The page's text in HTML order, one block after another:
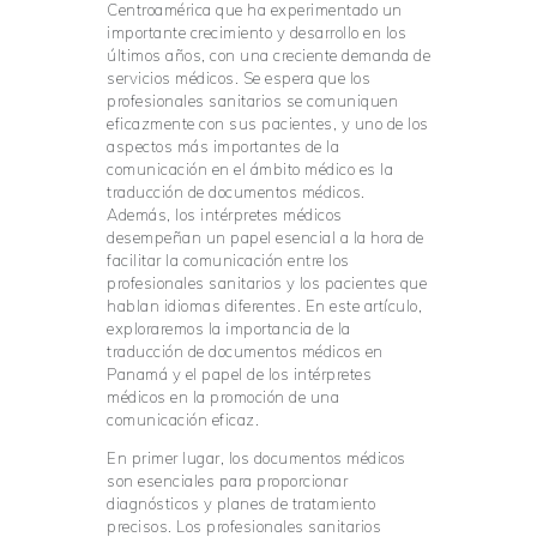
Centroamérica que ha experimentado un
importante crecimiento y desarrollo en los
últimos años, con una creciente demanda de
servicios médicos. Se espera que los
profesionales sanitarios se comuniquen
eficazmente con sus pacientes, y uno de los
aspectos más importantes de la
comunicación en el ámbito médico es la
traducción de documentos médicos.
Además, los intérpretes médicos
desempeñan un papel esencial a la hora de
facilitar la comunicación entre los
profesionales sanitarios y los pacientes que
hablan idiomas diferentes. En este artículo,
exploraremos la importancia de la
traducción de documentos médicos en
Panamá y el papel de los intérpretes
médicos en la promoción de una
comunicación eficaz.
En primer lugar, los documentos médicos
son esenciales para proporcionar
diagnósticos y planes de tratamiento
precisos. Los profesionales sanitarios